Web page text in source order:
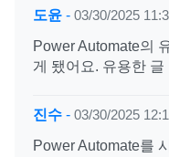
도윤 - 03/30/2025
Power Automate의
게 됐어요. 유용한
진수 - 03/30/2025
Power Automate를